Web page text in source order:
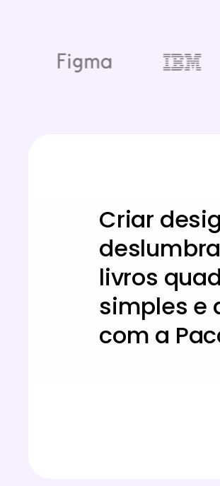
Criar
livros
simples e
com a